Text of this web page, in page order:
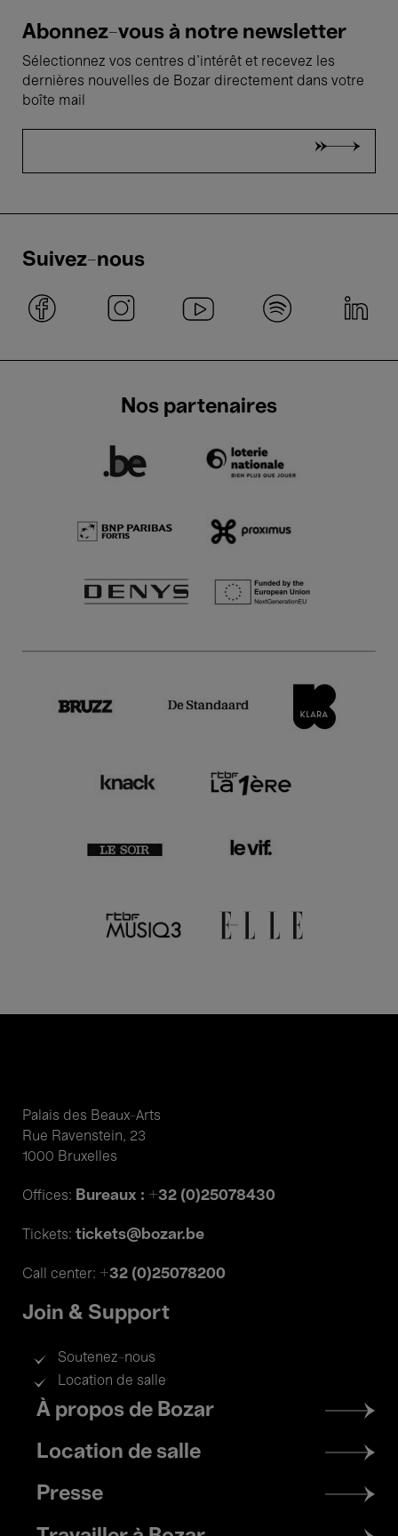
Abonnez-vous à notre newsletter
Sélectionnez vos centres d'intérêt et recevez les
dernières nouvelles de Bozar directement dans votre
boîte mail
Suivez-nous
Nos partenaires
Palais des Beaux-Arts
Rue Ravenstein, 23
1000 Bruxelles
Offices: Bureaux : +32 (0)25078430
Tickets: tickets@bozar.be
Call center: +32 (0)25078200
Join & Support
Soutenez-nous
Location de salle
Footer
menu
À propos de Bozar
Location de salle
Presse